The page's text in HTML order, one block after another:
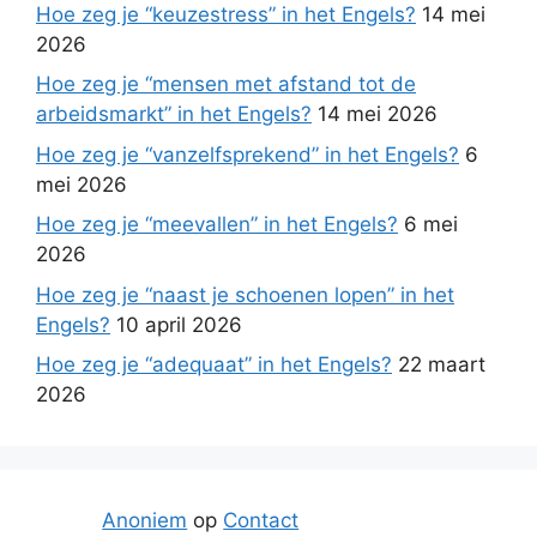
Hoe zeg je “keuzestress” in het Engels? 14 mei
2026
Hoe zeg je “mensen met afstand tot de
arbeidsmarkt” in het Engels? 14 mei 2026
Hoe zeg je “vanzelfsprekend” in het Engels? 6
mei 2026
Hoe zeg je “meevallen” in het Engels? 6 mei
2026
Hoe zeg je “naast je schoenen lopen” in het
Engels? 10 april 2026
Hoe zeg je “adequaat” in het Engels? 22 maart
2026
Anoniem op Contact